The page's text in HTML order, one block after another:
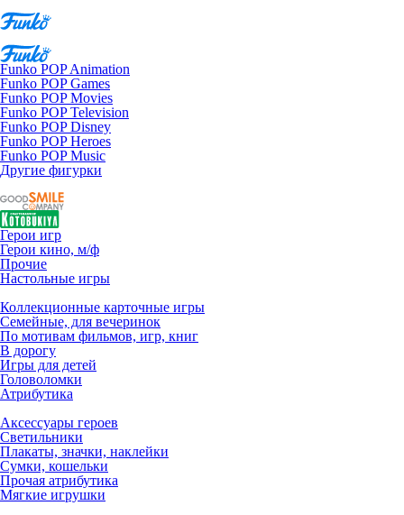
Funko POP Animation
Funko POP Games
Funko POP Movies
Funko POP Television
Funko POP Disney
Funko POP Heroes
Funko POP Music
Другие фигурки
Герои игр
Герои кино, м/ф
Прочие
Настольные игры
Коллекционные карточные игры
Семейные, для вечеринок
По мотивам фильмов, игр, книг
В дорогу
Игры для детей
Головоломки
Атрибутика
Аксессуары героев
Светильники
Плакаты, значки, наклейки
Сумки, кошельки
Прочая атрибутика
Мягкие игрушки